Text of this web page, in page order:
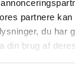
partnere
du har
din brug af
vitaminer og
– altid til fast
om